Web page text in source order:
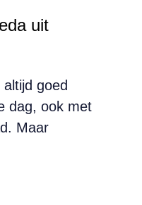
uit
goed
dag, ook met
Maar